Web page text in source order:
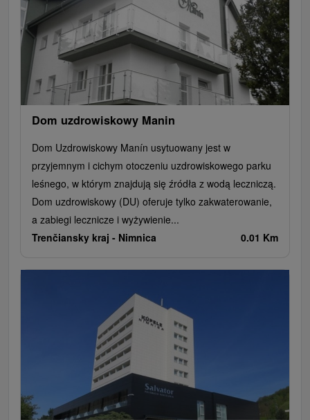
Dom uzdrowiskowy Manin
Dom Uzdrowiskowy Manín usytuowany jest w
przyjemnym i cichym otoczeniu uzdrowiskowego parku
leśnego, w którym znajdują się źródła z wodą leczniczą.
Dom uzdrowiskowy (DU) oferuje tylko zakwaterowanie,
a zabiegi lecznicze i wyżywienie...
Trenčiansky kraj - Nimnica 0.01 Km